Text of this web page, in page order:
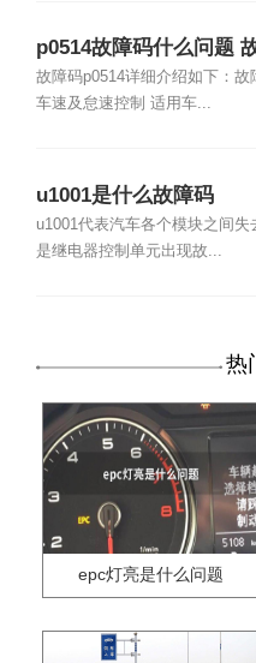
p0514故障码什么问题
故障原因
故障码p0514详细介绍如下：故
车速及怠速控制 适用车...
u1001是什么故障码
u1001代表汽车各个模块之间
是继电器控制单元出现故...
热
epc灯亮是什么问题